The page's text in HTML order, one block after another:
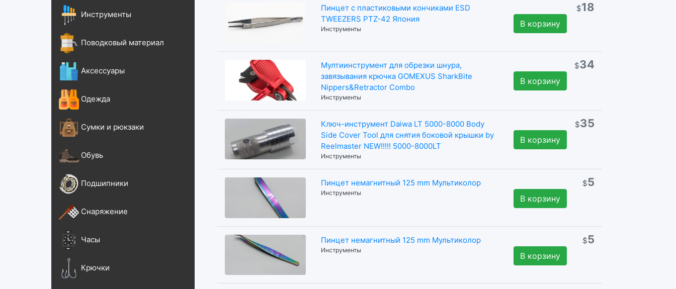
Инструменты
Поводковый материал
Аксессуары
Одежда
Сумки и рюкзаки
Обувь
Подшипники
Снаряжение
Часы
Крючки
Пинцет с пластиковыми кончиками ESD
TWEEZERS PTZ-42 Япония
Инструменты
$18
В корзину
Мултиинструмент для обрезки шнура,
завязывания крючка GOMEXUS SharkBite
Nippers&Retractor Combo
Инструменты
$34
В корзину
Ключ-инструмент Daiwa LT 5000-8000 Body
Side Cover Tool для снятия боковой крышки by
Reelmaster NEW!!!!! 5000-8000LT
Инструменты
$35
В корзину
Пинцет немагнитный 125 mm Мультиколор
Инструменты
$5
В корзину
Пинцет немагнитный 125 mm Мультиколор
Инструменты
$5
В корзину